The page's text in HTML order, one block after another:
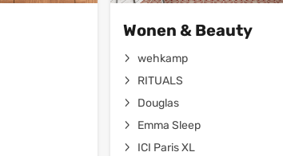
Wonen & Beauty
wehkamp
RITUALS
Douglas
Emma Sleep
ICI Paris XL